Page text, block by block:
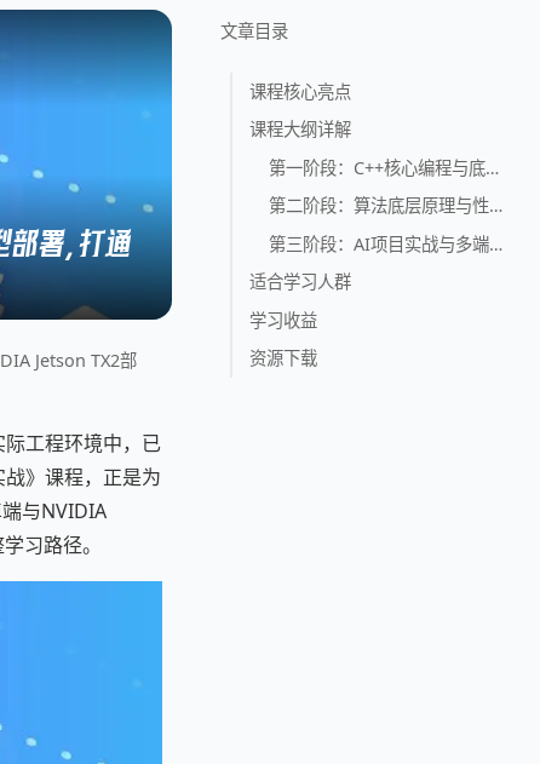
署，打通
Jetson TX2部
工程环境中，已
》课程，正是为
与NVIDIA
习路径。
文章目录
课程核心亮点
课程大纲详解
第一阶段：C++核心编程与底层数据结构
第二阶段：算法底层原理与性能优化
第三阶段：AI项目实战与多端模型部署
适合学习人群
学习收益
资源下载